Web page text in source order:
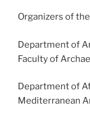
Organizers of
Department of
Faculty of
Department of
Mediterranean